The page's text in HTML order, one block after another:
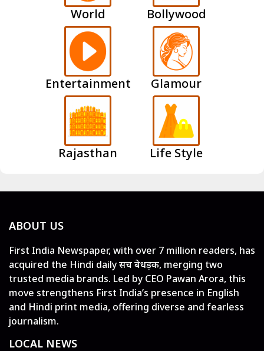
World Bollywood
Entertainment Glamour
Rajasthan Life Style
ABOUT US
First India Newspaper, with over 7 million readers, has
acquired the Hindi daily सच बेधड़क, merging two
trusted media brands. Led by CEO Pawan Arora, this
move strengthens First India’s presence in English
and Hindi print media, offering diverse and fearless
journalism.
LOCAL NEWS